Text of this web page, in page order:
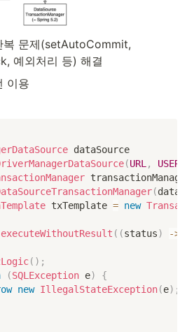
복 문제(setAutoCommit,
예외처리 등) 해결
이용
dataSource
(URL,
(
txTemplate = new
executeWithoutResult ( (status) ->
( ) ;
(SQLException e)
{
new IllegalStateException(e) ;